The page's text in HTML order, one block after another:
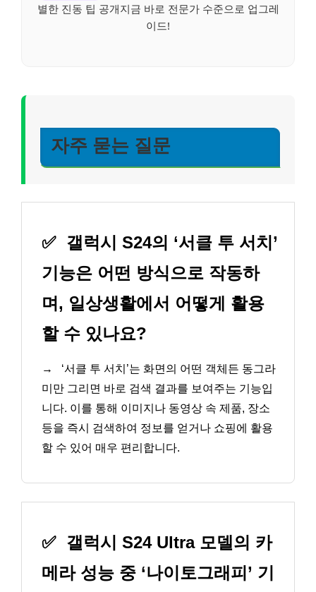
별한 진동 팁 공개지금 바로 전문가 수준으로 업그레
이드!
자주 묻는 질문
✅ 갤럭시 S24의 ‘서클 투 서치’
기능은 어떤 방식으로 작동하
며, 일상생활에서 어떻게 활용
할 수 있나요?
→
‘서클 투 서치’는 화면의 어떤 객체든 동그라
미만 그리면 바로 검색 결과를 보여주는 기능입
니다. 이를 통해 이미지나 동영상 속 제품, 장소
등을 즉시 검색하여 정보를 얻거나 쇼핑에 활용
할 수 있어 매우 편리합니다.
✅ 갤럭시 S24 Ultra 모델의 카
메라 성능 중 ‘나이토그래피’ 기